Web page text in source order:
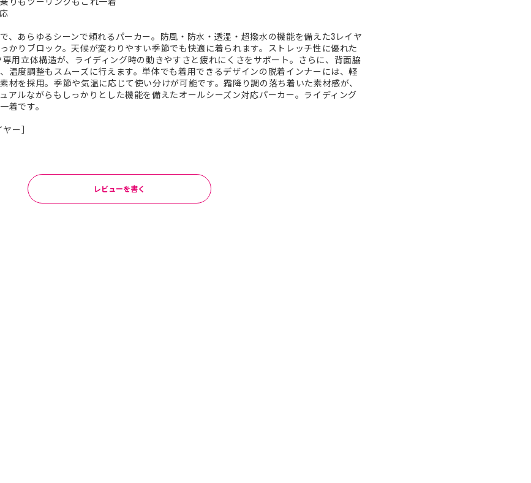
、あらゆるシーンで頼れるパーカー。防風・防水・透湿・超撥水の機能を備えた3レイヤ
かりブロック。天候が変わりやすい季節でも快適に着られます。ストレッチ性に優れた
専用立体構造が、ライディング時の動きやすさと疲れにくさをサポート。さらに、背面脇
温度調整もスムーズに行えます。単体でも着用できるデザインの脱着インナーには、軽
材を採用。季節や気温に応じて使い分けが可能です。霜降り調の落ち着いた素材感が、
アルながらもしっかりとした機能を備えたオールシーズン対応パーカー。ライディング
着です。
ー］
レビューを書く